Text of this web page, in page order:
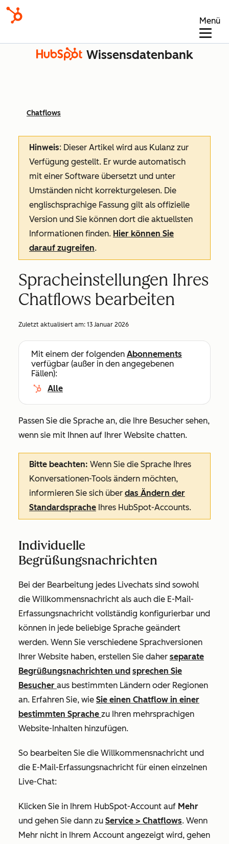
Menü
Wissensdatenbank
Chatflows
Hinweis: Dieser Artikel wird aus Kulanz zur
Verfügung gestellt. Er wurde automatisch
mit einer Software übersetzt und unter
Umständen nicht korrekturgelesen. Die
englischsprachige Fassung gilt als offizielle
Version und Sie können dort die aktuellsten
Informationen finden. Hier können Sie
darauf zugreifen.
Spracheinstellungen Ihres
Chatflows bearbeiten
Zuletzt aktualisiert am: 13 Januar 2026
Mit einem der folgenden Abonnements
verfügbar (außer in den angegebenen
Fällen):
Alle
Passen Sie die Sprache an, die Ihre Besucher sehen,
wenn sie mit Ihnen auf Ihrer Website chatten.
Bitte beachten: Wenn Sie die Sprache Ihres
Konversationen-Tools ändern möchten,
informieren Sie sich über das Ändern der
Standardsprache Ihres HubSpot-Accounts.
Individuelle
Begrüßungsnachrichten
Bei der Bearbeitung jedes Livechats sind sowohl
die Willkommensnachricht als auch die E-Mail-
Erfassungsnachricht vollständig konfigurierbar und
können in jede beliebige Sprache geändert
werden. Wenn Sie verschiedene Sprachversionen
Ihrer Website haben, erstellen Sie daher separate
Begrüßungsnachrichten und sprechen Sie
Besucher aus bestimmten Ländern oder Regionen
an. Erfahren Sie, wie Sie einen Chatflow in einer
bestimmten Sprache zu Ihren mehrsprachigen
Website-Inhalten hinzufügen.
So bearbeiten Sie die Willkommensnachricht und
die E-Mail-Erfassungsnachricht für einen einzelnen
Live-Chat:
Klicken Sie in Ihrem HubSpot-Account auf Mehr
und gehen Sie dann zu Service > Chatflows. Wenn
Mehr nicht in Ihrem Account angezeigt wird, gehen